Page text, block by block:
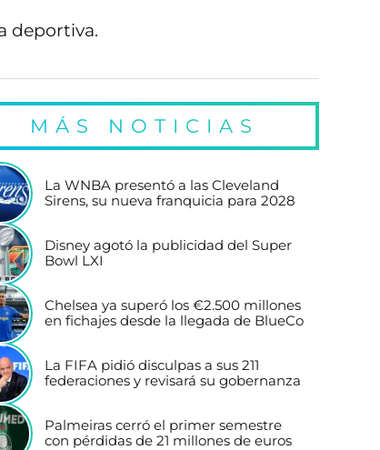
deportiva.
MÁS NOTICIAS
La WNBA presentó a las Cleveland
Sirens, su nueva franquicia para 2028
Disney agotó la publicidad del Super
Bowl LXI
Chelsea ya superó los €2.500 millones
en fichajes desde la llegada de BlueCo
La FIFA pidió disculpas a sus 211
federaciones y revisará su gobernanza
Palmeiras cerró el primer semestre
con pérdidas de 21 millones de euros